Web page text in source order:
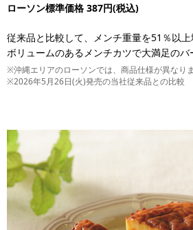
ローソン標準価格 387円(税込)
従来品と比較して、メンチ重量を51％以上
ボリュームのあるメンチカツで大満足のバ
※沖縄エリアのローソンでは、商品仕様が異なり
※2026年5月26日(火)発売の当社従来品との比較